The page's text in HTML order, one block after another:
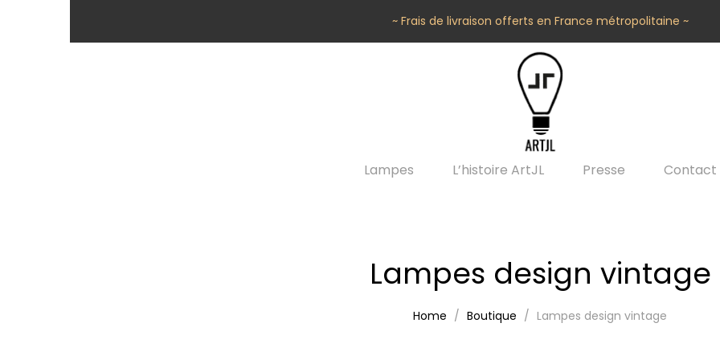
~ Frais de livraison offerts en France métropolitaine ~
Lampes L’histoire ArtJL Presse Contact
Lampes design vintage
Home Boutique Lampes design vintage